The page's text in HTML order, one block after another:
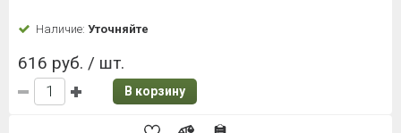
Наличие: Уточняйте
143 руб. / шт.
В корзину